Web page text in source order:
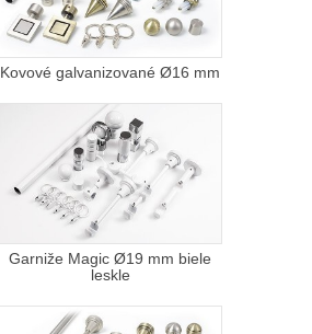
Kovové galvanizované Ø16 mm
Garniže Magic Ø19 mm biele
leskle